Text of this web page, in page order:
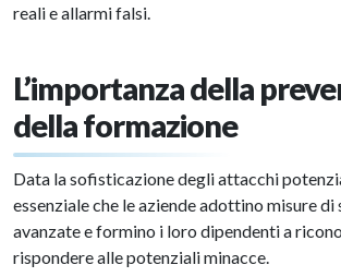
reali e allarmi falsi.
L’importanza della
della formazione
Data la sofisticazione degli attacchi
essenziale che le aziende adottino misure di
avanzate e formino i loro dipendenti a
rispondere alle potenziali minacce.